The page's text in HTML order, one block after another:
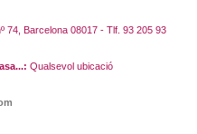
74, Barcelona 08017 - Tlf. 93 205 93
Qualsevol ubicació